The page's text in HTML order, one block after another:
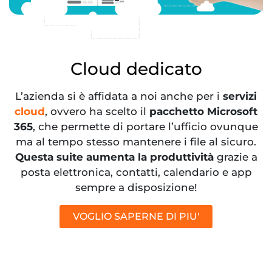
Cloud dedicato
L’azienda si è affidata a noi anche per i servizi
cloud, ovvero ha scelto il pacchetto Microsoft
365, che permette di portare l’ufficio ovunque
ma al tempo stesso mantenere i file al sicuro.
Questa suite aumenta la produttivitàgrazie a
posta elettronica, contatti, calendario e app
sempre a disposizione!
VOGLIO SAPERNE DI PIU'